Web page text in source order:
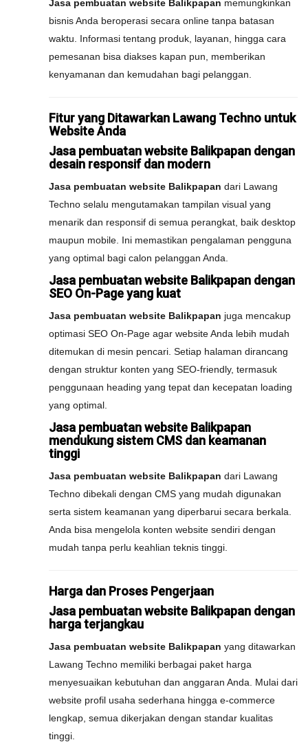
Jasa pembuatan website Balikpapan memungkinkan
bisnis Anda beroperasi secara online tanpa batasan
waktu. Informasi tentang produk, layanan, hingga cara
pemesanan bisa diakses kapan pun, memberikan
kenyamanan dan kemudahan bagi pelanggan.
Fitur yang Ditawarkan Lawang Techno untuk
Website Anda
Jasa pembuatan website Balikpapan dengan
desain responsif dan modern
Jasa pembuatan website Balikpapan dari Lawang
Techno selalu mengutamakan tampilan visual yang
menarik dan responsif di semua perangkat, baik desktop
maupun mobile. Ini memastikan pengalaman pengguna
yang optimal bagi calon pelanggan Anda.
Jasa pembuatan website Balikpapan dengan
SEO On-Page yang kuat
Jasa pembuatan website Balikpapan juga mencakup
optimasi SEO On-Page agar website Anda lebih mudah
ditemukan di mesin pencari. Setiap halaman dirancang
dengan struktur konten yang SEO-friendly, termasuk
penggunaan heading yang tepat dan kecepatan loading
yang optimal.
Jasa pembuatan website Balikpapan
mendukung sistem CMS dan keamanan
tinggi
Jasa pembuatan website Balikpapan dari Lawang
Techno dibekali dengan CMS yang mudah digunakan
serta sistem keamanan yang diperbarui secara berkala.
Anda bisa mengelola konten website sendiri dengan
mudah tanpa perlu keahlian teknis tinggi.
Harga dan Proses Pengerjaan
Jasa pembuatan website Balikpapan dengan
harga terjangkau
Jasa pembuatan website Balikpapan yang ditawarkan
Lawang Techno memiliki berbagai paket harga
menyesuaikan kebutuhan dan anggaran Anda. Mulai dari
website profil usaha sederhana hingga e-commerce
lengkap, semua dikerjakan dengan standar kualitas
tinggi.